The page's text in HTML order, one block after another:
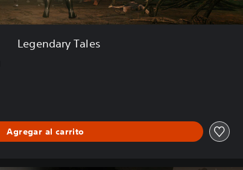
Legendary Tales
Agregar al carrito